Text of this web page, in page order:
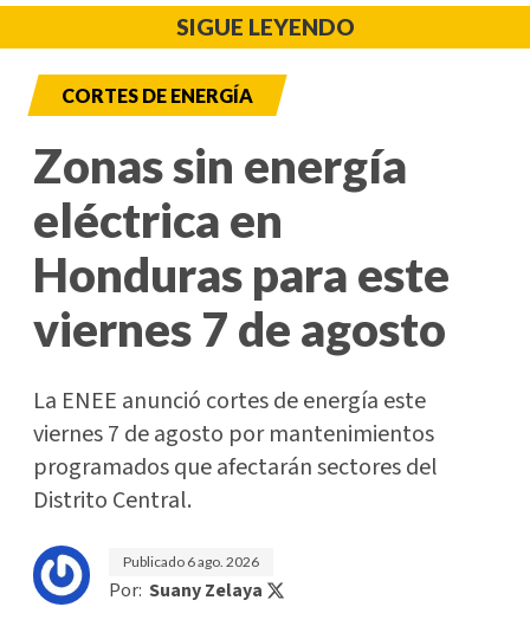
SIGUE LEYENDO
CORTES DE ENERGÍA
Zonas sin energía
eléctrica en
Honduras para este
viernes 7 de agosto
La ENEE anunció cortes de energía este
viernes 7 de agosto por mantenimientos
programados que afectarán sectores del
Distrito Central.
Publicado 6 ago. 2026
Por: Suany Zelaya